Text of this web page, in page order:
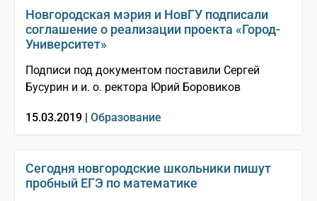
Новгородская мэрия и НовГУ подписали
соглашение о реализации проекта «Город-
Университет»
Подписи под документом поставили Сергей
Бусурин и и. о. ректора Юрий Боровиков
15.03.2019 | Образование
Сегодня новгородские школьники пишут
пробный ЕГЭ по математике